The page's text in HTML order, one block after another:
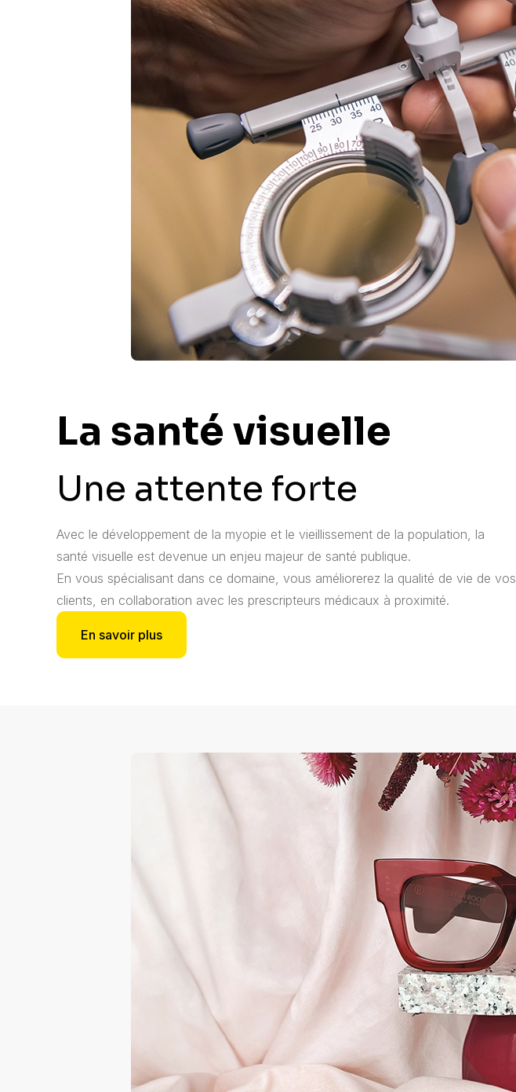
La santé visuelle
Une attente forte
Avec le développement de la myopie et le vieillissement de la population, la
santé visuelle est devenue un enjeu majeur de santé publique.
En vous spécialisant dans ce domaine, vous améliorerez la qualité de vie de vos
clients, en collaboration avec les prescripteurs médicaux à proximité.
En savoir plus